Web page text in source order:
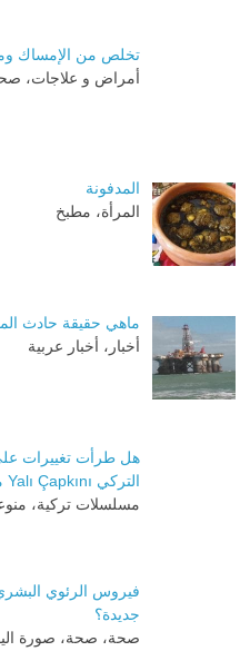
تخلص من الإمساك
أمراض و علاجات،
المدفونة
المرأة، مطبخ
ماهي حقيقة حادث
أخبار، أخبار عربية
هل طرأت تغييرات
التركي Yalı Çapkını مع بداية الحلقة 90؟
مسلسلات تركية،
فيروس الرئوي
جديدة؟
صحة، صحة، صورة